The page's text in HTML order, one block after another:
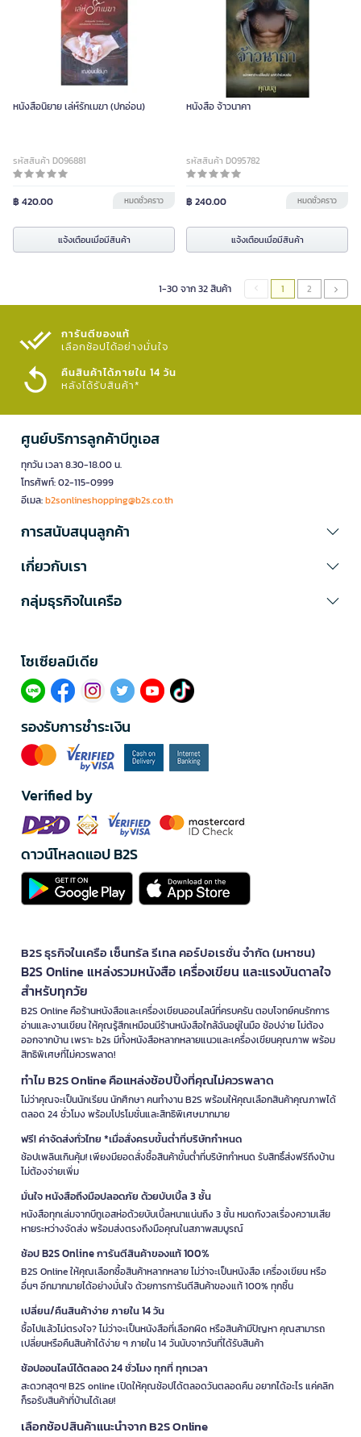
หนังสือนิยาย เล่ห์รักเมฆา (ปกอ่อน)
รหัสสินค้า D096881
฿ 420.00 หมดชั่วคราว
แจ้งเตือนเมื่อมีสินค้า
หนังสือ จ้าวนาคา
รหัสสินค้า D095782
฿ 240.00 หมดชั่วคราว
แจ้งเตือนเมื่อมีสินค้า
1-30 จาก 32 สินค้า 1 2
การันตีของแท้
เลือกช้อปได้อย่างมั่นใจ​
คืนสินค้าได้ภายใน 14 วัน
หลังได้รับสินค้า*
ศูนย์บริการลูกค้าบีทูเอส
ทุกวัน เวลา 8.30-18.00 น.
โทรศัพท์: 02-115-0999
อีเมล:b2sonlineshopping@b2s.co.th
การสนับสนุนลูกค้า
เกี่ยวกับเรา
กลุ่มธุรกิจในเครือ
โซเซียลมีเดีย​
รองรับการชำระเงิน
Verified by
ดาวน์โหลดแอป B2S
B2S ธุรกิจในเครือ เซ็นทรัล รีเทล คอร์ปอเรชั่น จำกัด (มหาชน)
B2S Online แหล่งรวมหนังสือ เครื่องเขียน และแรงบันดาลใจ
สำหรับทุกวัย
B2S Online คือร้านหนังสือและเครื่องเขียนออนไลน์ที่ครบครัน ตอบโจทย์คนรักการ
อ่านและงานเขียน ให้คุณรู้สึกเหมือนมีร้านหนังสือใกล้ฉันอยู่ในมือ ช้อปง่าย ไม่ต้อง
ออกจากบ้าน เพราะ b2s มีทั้งหนังสือหลากหลายแนวและเครื่องเขียนคุณภาพ พร้อม
สิทธิพิเศษที่ไม่ควรพลาด!
ทำไม B2S Online คือแหล่งช้อปปิ้งที่คุณไม่ควรพลาด
ไม่ว่าคุณจะเป็นนักเรียน นักศึกษา คนทำงาน B2S พร้อมให้คุณเลือกสินค้าคุณภาพได้
ตลอด 24 ชั่วโมง พร้อมโปรโมชั่นและสิทธิพิเศษมากมาย
ฟรี! ค่าจัดส่งทั่วไทย *เมื่อสั่งครบขั้นต่ำที่บริษัทกำหนด
ช้อปเพลินเกินคุ้ม! เพียงมียอดสั่งซื้อสินค้าขั้นต่ำที่บริษัทกำหนด รับสิทธิ์ส่งฟรีถึงบ้าน
ไม่ต้องจ่ายเพิ่ม
มั่นใจ หนังสือถึงมือปลอดภัย ด้วยบับเบิ้ล 3 ชั้น
หนังสือทุกเล่มจากบีทูเอสห่อด้วยบับเบิ้ลหนาแน่นถึง 3 ชั้น หมดกังวลเรื่องความเสีย
หายระหว่างจัดส่ง พร้อมส่งตรงถึงมือคุณในสภาพสมบูรณ์
ช้อป B2S Online การันตีสินค้าของแท้ 100%
B2S Online ให้คุณเลือกซื้อสินค้าหลากหลาย ไม่ว่าจะเป็นหนังสือ เครื่องเขียน หรือ
อื่นๆ อีกมากมายได้อย่างมั่นใจ ด้วยการการันตีสินค้าของแท้ 100% ทุกชิ้น
เปลี่ยน/คืนสินค้าง่าย ภายใน 14 วัน
ซื้อไปแล้วไม่ตรงใจ? ไม่ว่าจะเป็นหนังสือที่เลือกผิด หรือสินค้ามีปัญหา คุณสามารถ
เปลี่ยนหรือคืนสินค้าได้ง่าย ๆ ภายใน 14 วันนับจากวันที่ได้รับสินค้า
ช้อปออนไลน์ได้ตลอด 24 ชั่วโมง ทุกที่ ทุกเวลา
สะดวกสุดๆ! B2S online เปิดให้คุณช้อปได้ตลอดวันตลอดคืน อยากได้อะไร แค่คลิก
ก็รอรับสินค้าที่บ้านได้เลย!
เลือกช้อปสินค้าแนะนำจาก B2S Online